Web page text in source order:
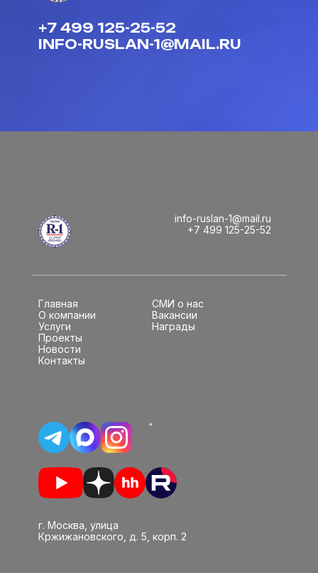
+7 499 125-25-52
INFO-RUSLAN-1@MAIL.RU
СМИ о нас
Вакансии
Награды
г. Москва, улица
Кржижановского, д. 5, корп. 2
Главная
О компании
Услуги
Проекты
Новости
Контакты
info-ruslan-1@mail.ru
+7 499 125-25-52
*